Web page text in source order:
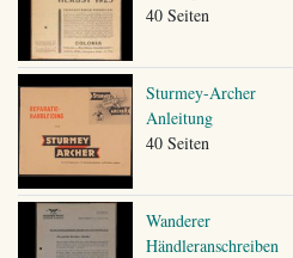
40 Seiten
Sturmey-Archer
Anleitung
40 Seiten
Wanderer
Händleranschreiben